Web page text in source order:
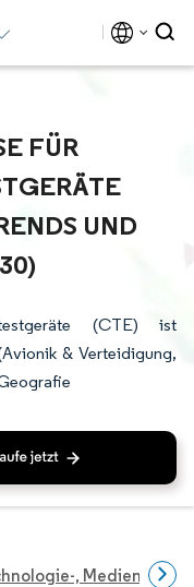
K
(
UND P
(CTE) ist
& Verteidigung,
, Medien- Und